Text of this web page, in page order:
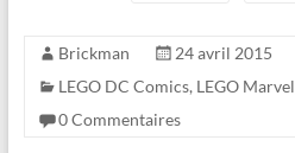
Brickman
24 avril 2015
LEGO DC Comics, LEGO Marvel
0 Commentaires